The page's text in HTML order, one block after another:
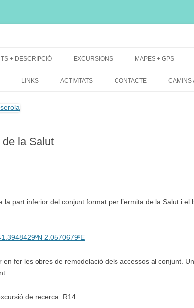
+ DESCRIPCIÓ EXCURSIONS
DE GRUP
MAPES + GPS
MAPES
LINKS ACTIVITATS CONTACTE CAMINS
de la Salut
la part inferior del conjunt format per l’ermita de la Salut i el
2.0570679ºE
en fer les obres de remodelació dels accessos al conjunt.
de recerca: R14